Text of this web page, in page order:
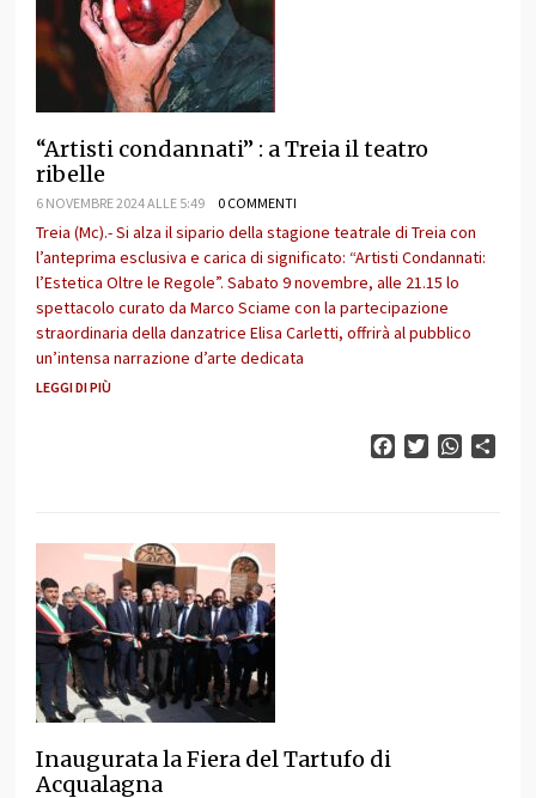
“Artisti condannati” : a Treia il teatro
ribelle
6 NOVEMBRE 2024 ALLE 5:49 0 COMMENTI
Treia (Mc).- Si alza il sipario della stagione teatrale di Treia con
l’anteprima esclusiva e carica di significato: “Artisti Condannati:
l’Estetica Oltre le Regole”. Sabato 9 novembre, alle 21.15 lo
spettacolo curato da Marco Sciame con la partecipazione
straordinaria della danzatrice Elisa Carletti, offrirà al pubblico
un’intensa narrazione d’arte dedicata
LEGGI DI PIÙ
FacebookTwitter
Inaugurata la Fiera del Tartufo di
Acqualagna